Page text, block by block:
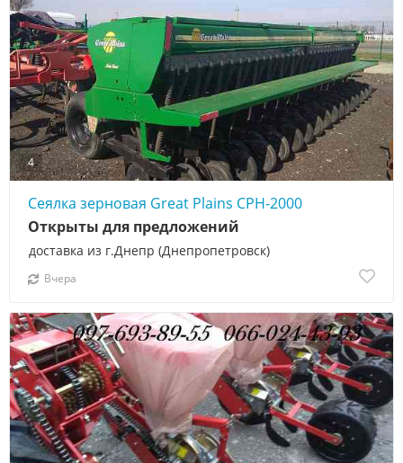
4
Сеялка зерновая Great Plains CPH-2000
доставка из г.Днепр (Днепропетровск)
Открыты для предложений
Вчера